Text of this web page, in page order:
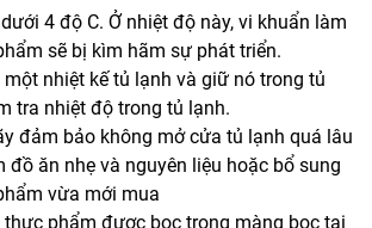
4 độ C. Ở nhiệt độ này, vi khuẩn làm
sẽ bị kìm hãm sự phát triển.
một nhiệt kế tủ lạnh và giữ nó trong tủ
tra nhiệt độ trong tủ lạnh.
đảm bảo không mở cửa tủ lạnh quá lâu
đồ ăn nhẹ và nguyên liệu hoặc bổ sung
vừa mới mua
thực phẩm được bọc trong màng bọc tại